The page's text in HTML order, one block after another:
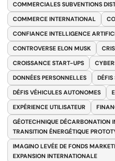
COMMERCIALES SUBVENTIONS
COMMERCE INTERNATIONAL
CONFIANCE INTELLIGENCE
CONTROVERSE ELON MUSK
CROISSANCE START-UPS
DONNÉES PERSONNELLES
DÉFIS VÉHICULES AUTONOMES
EXPÉRIENCE UTILISATEUR
GÉOTECHNIQUE DÉCARBONATION
TRANSITION ÉNERGÉTIQUE
IMAGINO LEVÉE DE FONDS
EXPANSION INTERNATIONALE